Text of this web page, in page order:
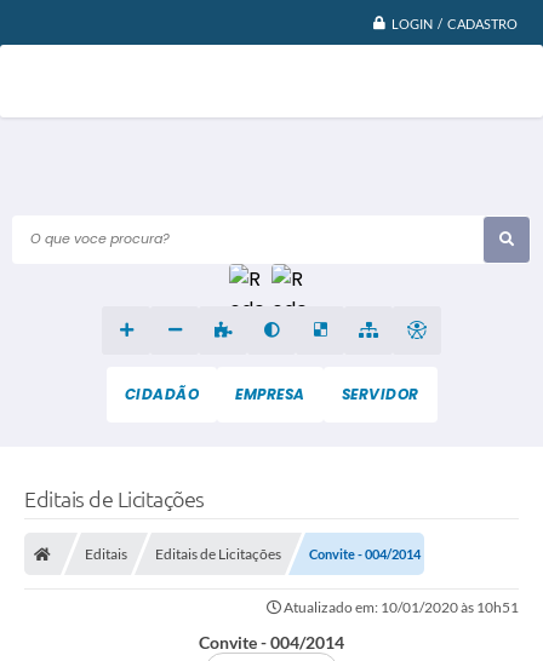
LOGIN / CADASTRO
O que voce procura?
CIDADÃO EMPRESA SERVIDOR
Editais de Licitações
Editais Editais de Licitações Convite - 004/2014
Atualizado em: 10/01/2020 às 10h51
Convite - 004/2014